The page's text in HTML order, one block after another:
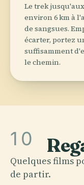
Le trek
environ 6 km à
de sangsues.
écarter, portez
suffisamment
le chemin.
10
Quelques films
de partir.
Fish Fry
Hotel
Food